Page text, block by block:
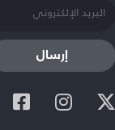
إرسال